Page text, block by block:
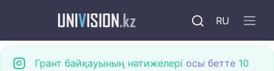
RU
Грант байқауының нәтижелері осы бетте 10